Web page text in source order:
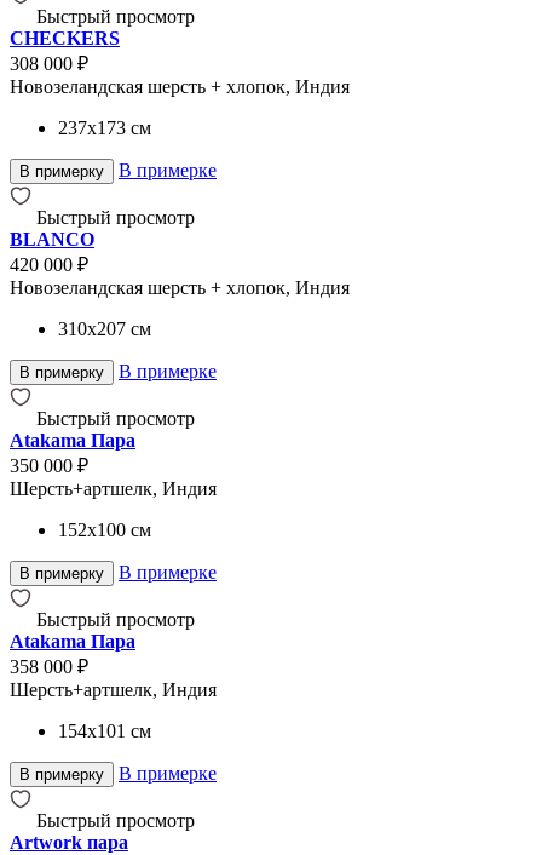
Быстрый просмотр
CHECKERS
308 000 ₽
Новозеландская шерсть + хлопок, Индия
237x173 см
В примерку В примерке
Быстрый просмотр
BLANCO
420 000 ₽
Новозеландская шерсть + хлопок, Индия
310x207 см
В примерку В примерке
Быстрый просмотр
Atakama Пара
350 000 ₽
Шерсть+артшелк, Индия
152x100 см
В примерку В примерке
Быстрый просмотр
Atakama Пара
358 000 ₽
Шерсть+артшелк, Индия
154x101 см
В примерку В примерке
Быстрый просмотр
Artwork пара